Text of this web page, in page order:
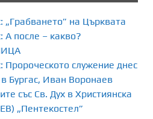
„Грабването” на Църквата
А после – какво?
Пророческото служение днес
Бургас, Иван Воронаев
със Св. Дух в Християнска
„Пентекостел”